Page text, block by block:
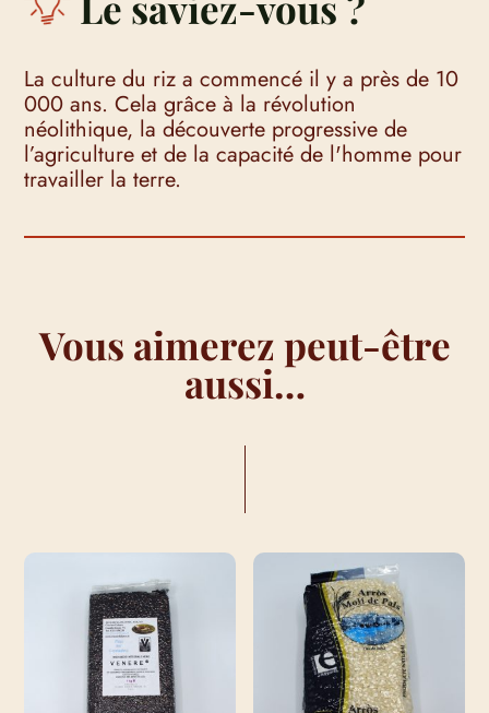
La culture du riz a commencé il y a près de 10
000 ans. Cela grâce à la révolution
néolithique, la découverte progressive de
l’agriculture et de la capacité de l'homme pour
travailler la terre.
Vous aimerez peut-être
aussi…
VOUS AIMEREZ PEUT-ÊTRE AUSSI…